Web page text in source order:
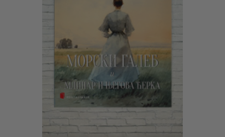
АУТОРИ
АКТУЕЛНОСТИ
ЦЕНОВНИК
ПИСМО